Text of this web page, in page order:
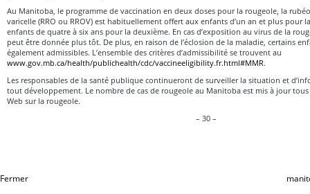
Au Manitoba, le programme de vaccination en deux doses pour la rougeole, la
varicelle (RRO ou RROV) est habituellement offert aux enfants d’un an et plus pour
enfants de quatre à six ans pour la deuxième. En cas d’exposition au virus de la
peut être donnée plus tôt. De plus, en raison de l’éclosion de la maladie, certains
également admissibles. L’ensemble des critères d’admissibilité se trouvent au
www.gov.mb.ca/health/publichealth/cdc/vaccineeligibility.fr.html#MMR.
Les responsables de la santé publique continueront de surveiller la situation et
tout développement. Le nombre de cas de rougeole au Manitoba est mis à jour
Web sur la rougeole.
– 30 –
Fermer